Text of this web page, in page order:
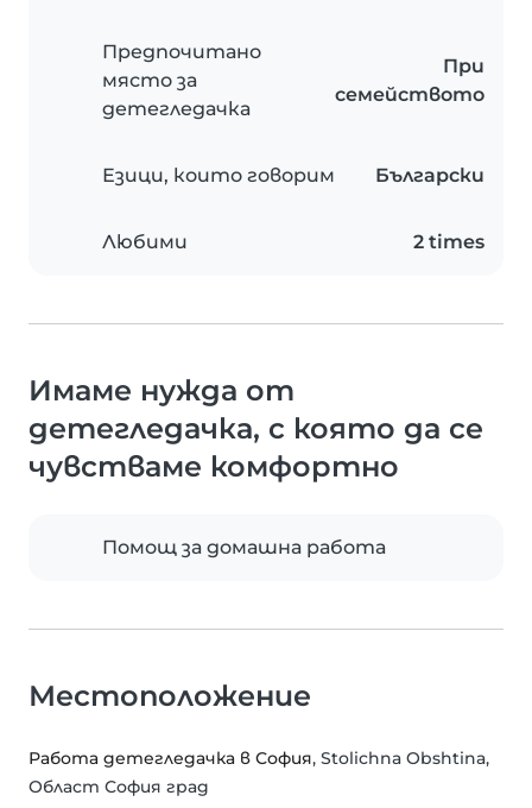
Предпочитано
място за
детегледачка
При
семейството
Езици, които говорим Български
Любими 2 times
Имаме нужда от
детегледачка, с която да се
чувстваме комфортно
Помощ за домашна работа
Местоположение
Работа детегледачка в София, Stolichna Obshtina,
Област София град